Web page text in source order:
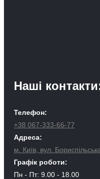
Наші
Телефон:
+38 067-333-66-77
Адреса:
м. Київ, вул.
Графік роботи:
Пн - Пт: 9.00 - 18.00